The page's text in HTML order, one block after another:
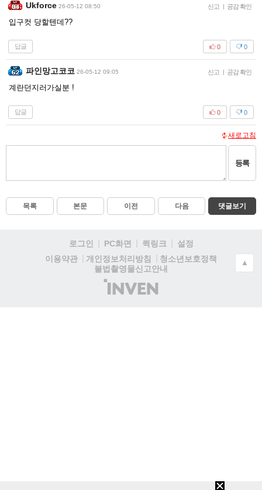
Ukforce 26-05-12 08:50 신고 | 공감 확인
입구컷 당할텐데??
답글 0
0
파인망고코코 26-05-12 09:05 신고 | 공감 확인
계란던지러가실분 !
답글 0
0
새로고침
등록
목록 본문 이전 다음 댓글보기
로그인 PC화면 퀵링크
설정
이용약관
개인정보처리방침
청소년보호정책
불법촬영물신고안내
(주)
인
▲